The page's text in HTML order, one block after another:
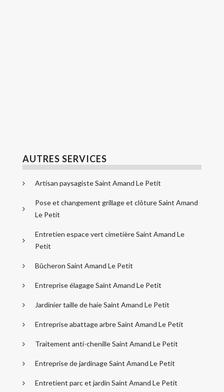
AUTRES SERVICES
Artisan paysagiste Saint Amand Le Petit
Pose et changement grillage et clôture Saint Amand
Le Petit
Entretien espace vert cimetière Saint Amand Le
Petit
Bûcheron Saint Amand Le Petit
Entreprise élagage Saint Amand Le Petit
Jardinier taille de haie Saint Amand Le Petit
Entreprise abattage arbre Saint Amand Le Petit
Traitement anti-chenille Saint Amand Le Petit
Entreprise de jardinage Saint Amand Le Petit
Entretient parc et jardin Saint Amand Le Petit